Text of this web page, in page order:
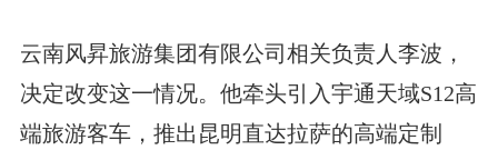
云南风昇旅游集团有限公司相关负责人李波，
决定改变这一情况。他牵头引入宇通天域S12高
端旅游客车，推出昆明直达拉萨的高端定制